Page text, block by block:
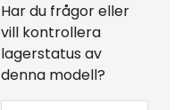
Har du frågor eller
vill kontrollera
lagerstatus av
denna modell?